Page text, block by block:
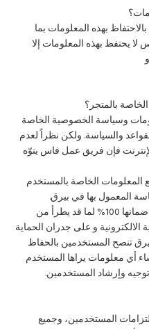
بهذه المعلومات بما
يحتفظ بهذه المعلومات إلا
بالمتجر؟
وسياسة الخصوصية الخاصة
والسياسة. ولكن نظراً لعدم
عبر وسائل الإنترنت فإن فريق عمل فاس ينوّه
الخاصة بالمستخدم
المعمول بها في بيرق.
أنه نظراً لأن شبكة الانترنت لا يمكن ضمانها 100% لما قد يطرأ من
و على جدران الحماية
تنصح المستخدمين بالحفاظ
أي معلومات يراها المستخدم
وإرشاد المستخدمين.
المستخدمين، وجميع